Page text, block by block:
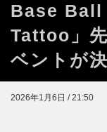
Base Ball
Tattoo」
ベントが
2026年1月6日 / 21:50